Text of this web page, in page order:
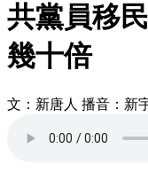
共黨員移
幾十倍
文：新唐人 播音：新